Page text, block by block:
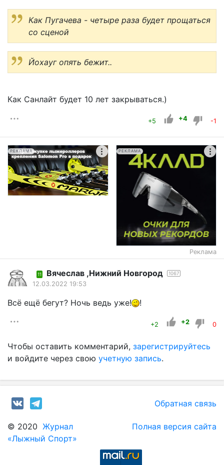
Как Пугачева - четыре раза будет прощаться
со сценой
Йохауг опять бежит..
Как Санлайт будет 10 лет закрываться.)
+5 +4 -1
РЕКЛАМА РЕКЛАМА
Реклама
11 Вячеслав ,Нижний Новгород 1067
12.03.2022 19:53
Всё ещё бегут? Ночь ведь уже! !
+2 +2 0
Чтобы оставить комментарий, зарегистрируйтесь
и войдите через свою учетную запись.
Обратная связь
© 2020 Журнал
«Лыжный Спорт»
Полная версия сайта